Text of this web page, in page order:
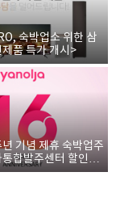
숙박업소 위한 삼
품 특가 개시>
기념 제휴 숙박업주
합발주센터 할인쿠